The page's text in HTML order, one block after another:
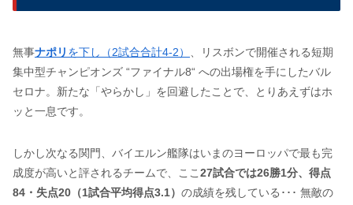
無事ナポリ を下し（2試合合計4-2） 、リスボンで開催される短期
集中型チャンピオンズ “ファイナル8“ への出場権を手にしたバル
セロナ。新たな「やらかし」を回避したことで、とりあえずはホ
ッと一息です。
しかし次なる関門、バイエルン艦隊はいまのヨーロッパで最も完
成度が高いと評されるチームで、ここ27試合では26勝1分、得点
84・失点20（1試合平均得点3.1） の成績を残している･･･ 無敵の